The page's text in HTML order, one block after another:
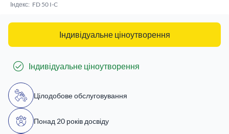
Індекс: FD 50 I-C
Індивідуальне ціноутворення
Індивідуальне ціноутворення
Цілодобове обслуговування
Понад 20 років досвіду